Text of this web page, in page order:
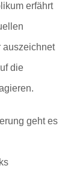
erfährt
auszeichnet
die
geht es